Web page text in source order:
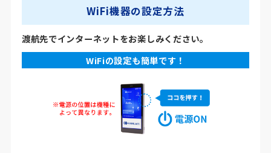
WiFi機器の設定方法
渡航先でインターネットをお楽しみください。
WiFiの設定も簡単です！